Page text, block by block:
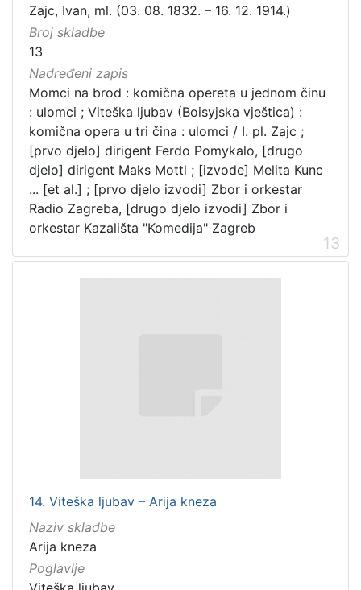
Zajc, Ivan, ml. (03. 08. 1832. – 16. 12. 1914.)
Broj skladbe
13
Nadređeni zapis
Momci na brod : komična opereta u jednom činu
: ulomci ; Viteška ljubav (Boisyjska vještica) :
komična opera u tri čina : ulomci / I. pl. Zajc ;
[prvo djelo] dirigent Ferdo Pomykalo, [drugo
djelo] dirigent Maks Mottl ; [izvode] Melita Kunc
... [et al.] ; [prvo djelo izvodi] Zbor i orkestar
Radio Zagreba, [drugo djelo izvodi] Zbor i
orkestar Kazališta "Komedija" Zagreb
13
14. Viteška ljubav – Arija kneza
Naziv skladbe
Arija kneza
Poglavlje